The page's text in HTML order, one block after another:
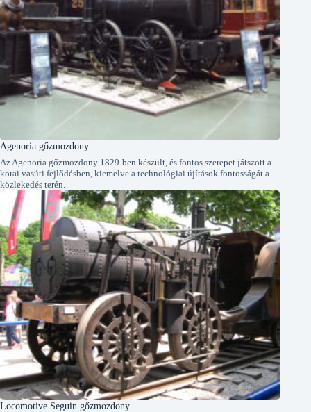
Agenoria gőzmozdony
Az Agenoria gőzmozdony 1829-ben készült, és fontos szerepet játszott a
korai vasúti fejlődésben, kiemelve a technológiai újítások fontosságát a
közlekedés terén.
Locomotive Seguin gőzmozdony